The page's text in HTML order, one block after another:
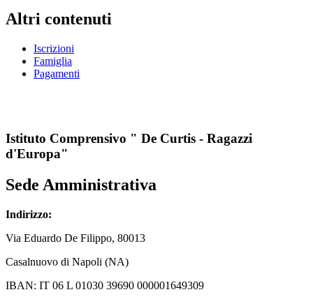
Altri contenuti
Iscrizioni
Famiglia
Pagamenti
Istituto Comprensivo " De Curtis - Ragazzi
d'Europa"
Sede Amministrativa
Indirizzo:
Via Eduardo De Filippo, 80013
Casalnuovo di Napoli (NA)
IBAN: IT 06 L 01030 39690 000001649309